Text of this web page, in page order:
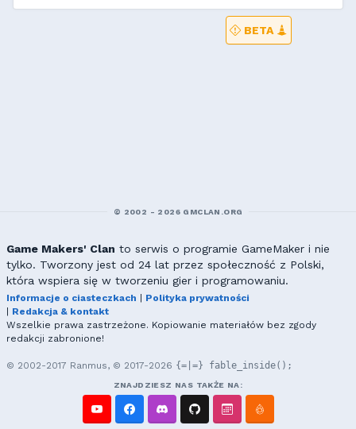
BETA
© 2002 - 2026 GMCLAN.ORG
Game Makers' Clan to serwis o programie GameMaker i nie
tylko. Tworzony jest od 24 lat przez społeczność z Polski,
która wspiera się w tworzeniu gier i programowaniu.
Informacje o ciasteczkach
Polityka prywatności
Redakcja & kontakt
Wszelkie prawa zastrzeżone. Kopiowanie materiałów bez zgody
redakcji zabronione!
© 2002-2017 Ranmus, © 2017-2026 {=|=} fable_inside();
ZNAJDZIESZ NAS TAKŻE NA: